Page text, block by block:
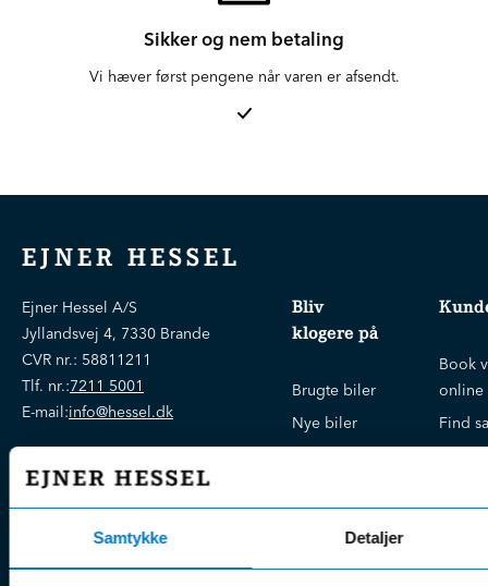
Samtykke Detaljer
Sikker og nem betaling
Vi hæver først pengene når varen er afsendt.
EJNER HESSEL
Ejner Hessel A/S
Jyllandsvej 4, 7330 Brande
CVR nr.: 58811211
Tlf. nr.:7211 5001
E-mail:info@hessel.dk
Bliv
klogere på
Brugte biler
Nye biler
Guides, tips
Kampagner
Book
online
Find